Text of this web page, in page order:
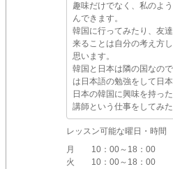
趣味だけでなく、私のよ
んできます。
韓国に行ってみたり、友
来ることは自分の考え方
思います。
韓国と日本は隣の国なの
は日本語の勉強をして日本
日本の韓国に興味を持っ
講師という仕事をしてみ
レッスン可能な曜日・時間
月
10：00～18：00
火
10：00～18：00